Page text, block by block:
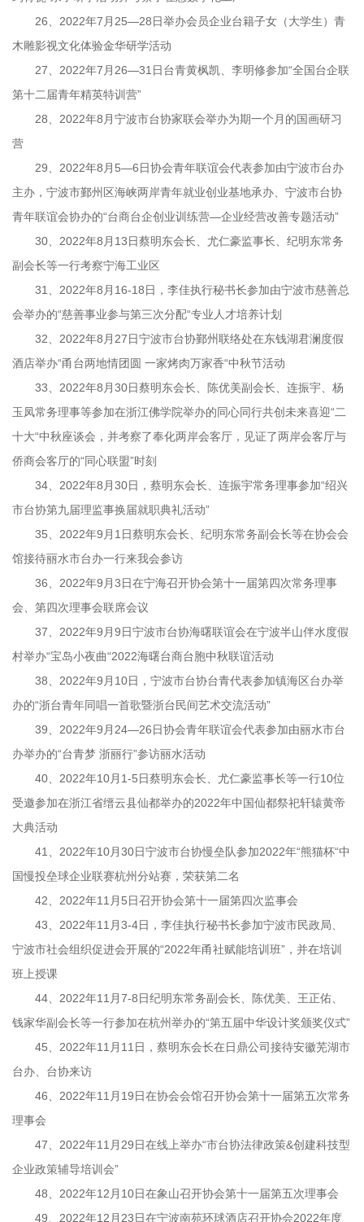
26、2022年7月25—28日举办会员企业台籍子女（大学生）青
木雕影视文化体验金华研学活动
27、2022年7月26—31日台青黄枫凯、李明修参加“全国台企联
第十二届青年精英特训营”
28、2022年8月宁波市台协家联会举办为期一个月的国画研习
营
29、2022年8月5—6日协会青年联谊会代表参加由宁波市台办
主办，宁波市鄞州区海峡两岸青年就业创业基地承办、宁波市台协
青年联谊会协办的“台商台企创业训练营—企业经营改善专题活动”
30、2022年8月13日蔡明东会长、尤仁豪监事长、纪明东常务
副会长等一行考察宁海工业区
31、2022年8月16-18日，李佳执行秘书长参加由宁波市慈善总
会举办的“慈善事业参与第三次分配“专业人才培养计划
32、2022年8月27日宁波市台协鄞州联络处在东钱湖君澜度假
酒店举办“甬台两地情团圆 一家烤肉万家香“中秋节活动
33、2022年8月30日蔡明东会长、陈优美副会长、连振宇、杨
玉凤常务理事等参加在浙江佛学院举办的同心同行共创未来喜迎“二
十大“中秋座谈会，并考察了奉化两岸会客厅，见证了两岸会客厅与
侨商会客厅的“同心联盟”时刻
34、2022年8月30日，蔡明东会长、连振宇常务理事参加“绍兴
市台协第九届理监事换届就职典礼活动”
35、2022年9月1日蔡明东会长、纪明东常务副会长等在协会会
馆接待丽水市台办一行来我会参访
36、2022年9月3日在宁海召开协会第十一届第四次常务理事
会、第四次理事会联席会议
37、2022年9月9日宁波市台协海曙联谊会在宁波半山伴水度假
村举办“宝岛小夜曲“2022海曙台商台胞中秋联谊活动
38、2022年9月10日，宁波市台协台青代表参加镇海区台办举
办的“浙台青年同唱一首歌暨浙台民间艺术交流活动”
39、2022年9月24—26日协会青年联谊会代表参加由丽水市台
办举办的“台青梦 浙丽行”参访丽水活动
40、2022年10月1-5日蔡明东会长、尤仁豪监事长等一行10位
受邀参加在浙江省缙云县仙都举办的2022年中国仙都祭祀轩辕黄帝
大典活动
41、2022年10月30日宁波市台协慢垒队参加2022年“熊猫杯“中
国慢投垒球企业联赛杭州分站赛，荣获第二名
42、2022年11月5日召开协会第十一届第四次监事会
43、2022年11月3-4日，李佳执行秘书长参加宁波市民政局、
宁波市社会组织促进会开展的“2022年甬社赋能培训班”，并在培训
班上授课
44、2022年11月7-8日纪明东常务副会长、陈优美、王正佑、
钱家华副会长等一行参加在杭州举办的“第五届中华设计奖颁奖仪式”
45、2022年11月11日，蔡明东会长在日鼎公司接待安徽芜湖市
台办、台协来访
46、2022年11月19日在协会会馆召开协会第十一届第五次常务
理事会
47、2022年11月29日在线上举办“市台协法律政策&创建科技型
企业政策辅导培训会”
48、2022年12月10日在象山召开协会第十一届第五次理事会
49、2022年12月23日在宁波南苑环球酒店召开协会2022年度